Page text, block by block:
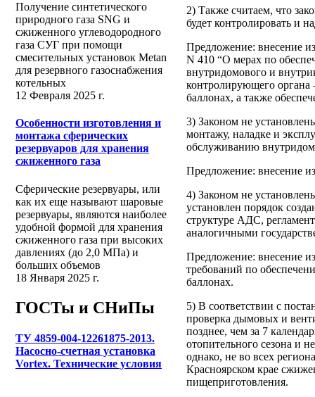
Получение синтетического
природного газа SNG и
сжиженного углеводородного
газа СУГ при помощи
смесительных установок Metan
для резервного газоснабжения
котельных
12 Февраля 2025 г.
Особенности изготовления и
монтажа сферических
резервуаров для хранения
сжиженного газа
Сферические резервуары, или
как их еще называют шаровые
резервуары, являются наиболее
удобной формой для хранения
сжиженного газа при высоких
давлениях (до 2,0 МПа) и
больших объемов
18 Января 2025 г.
ГОСТы и СНиПы
ТУ 4859-004-12261875-2013.
Насосно-счетная установка
Vortex. Технические условия
2) Также считаем, что
будет контролировать и
Предложение: внесение
N 410 “О мерах по
внутридомового и
контролирующего органа
баллонах, а также
3) Законом не
монтажу, наладке и
обслуживанию
Предложение: внесение
4) Законом не
установлен порядок
структуре АДС,
аналогичными
Предложение: внесение
требований по
баллонах.
5) В соответствии с
проверка дымовых и
позднее, чем за 7
отопительного сезона и
однако, не во всех
Красноярском крае
пищеприготовления.